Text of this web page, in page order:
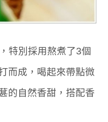
特別採用熬煮了3個
而成，喝起來帶點微
的自然香甜，搭配香